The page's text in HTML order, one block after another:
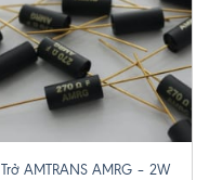
Trở AMTRANS AMRG – 2W